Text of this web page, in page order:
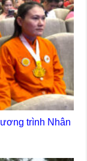
trình Nhân